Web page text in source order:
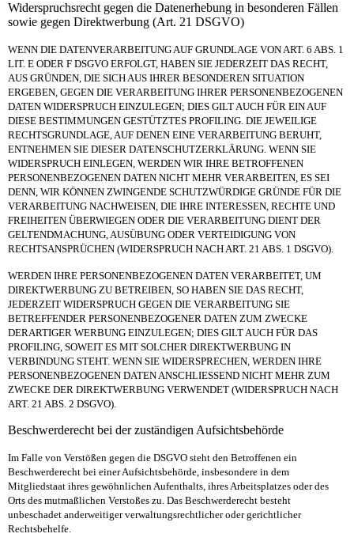
Widerspruchsrecht gegen die Datenerhebung in besonderen Fällen
sowie gegen Direktwerbung (Art. 21 DSGVO)
WENN DIE DATENVERARBEITUNG AUF GRUNDLAGE VON ART. 6 ABS. 1
LIT. E ODER F DSGVO ERFOLGT, HABEN SIE JEDERZEIT DAS RECHT,
AUS GRÜNDEN, DIE SICH AUS IHRER BESONDEREN SITUATION
ERGEBEN, GEGEN DIE VERARBEITUNG IHRER PERSONENBEZOGENEN
DATEN WIDERSPRUCH EINZULEGEN; DIES GILT AUCH FÜR EIN AUF
DIESE BESTIMMUNGEN GESTÜTZTES PROFILING. DIE JEWEILIGE
RECHTSGRUNDLAGE, AUF DENEN EINE VERARBEITUNG BERUHT,
ENTNEHMEN SIE DIESER DATENSCHUTZERKLÄRUNG. WENN SIE
WIDERSPRUCH EINLEGEN, WERDEN WIR IHRE BETROFFENEN
PERSONENBEZOGENEN DATEN NICHT MEHR VERARBEITEN, ES SEI
DENN, WIR KÖNNEN ZWINGENDE SCHUTZWÜRDIGE GRÜNDE FÜR DIE
VERARBEITUNG NACHWEISEN, DIE IHRE INTERESSEN, RECHTE UND
FREIHEITEN ÜBERWIEGEN ODER DIE VERARBEITUNG DIENT DER
GELTENDMACHUNG, AUSÜBUNG ODER VERTEIDIGUNG VON
RECHTSANSPRÜCHEN (WIDERSPRUCH NACH ART. 21 ABS. 1 DSGVO).
WERDEN IHRE PERSONENBEZOGENEN DATEN VERARBEITET, UM
DIREKTWERBUNG ZU BETREIBEN, SO HABEN SIE DAS RECHT,
JEDERZEIT WIDERSPRUCH GEGEN DIE VERARBEITUNG SIE
BETREFFENDER PERSONENBEZOGENER DATEN ZUM ZWECKE
DERARTIGER WERBUNG EINZULEGEN; DIES GILT AUCH FÜR DAS
PROFILING, SOWEIT ES MIT SOLCHER DIREKTWERBUNG IN
VERBINDUNG STEHT. WENN SIE WIDERSPRECHEN, WERDEN IHRE
PERSONENBEZOGENEN DATEN ANSCHLIESSEND NICHT MEHR ZUM
ZWECKE DER DIREKTWERBUNG VERWENDET (WIDERSPRUCH NACH
ART. 21 ABS. 2 DSGVO).
Beschwerderecht bei der zuständigen Aufsichtsbehörde
Im Falle von Verstößen gegen die DSGVO steht den Betroffenen ein
Beschwerderecht bei einer Aufsichtsbehörde, insbesondere in dem
Mitgliedstaat ihres gewöhnlichen Aufenthalts, ihres Arbeitsplatzes oder des
Orts des mutmaßlichen Verstoßes zu. Das Beschwerderecht besteht
unbeschadet anderweitiger verwaltungsrechtlicher oder gerichtlicher
Rechtsbehelfe.